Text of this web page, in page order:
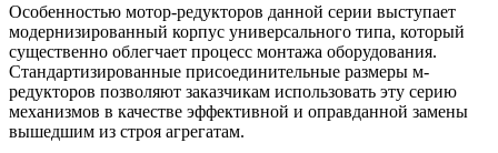
Особенностью мотор-редукторов данной серии выступает
модернизированный корпус универсального типа, который
существенно облегчает процесс монтажа оборудования.
Стандартизированные присоединительные размеры м-
редукторов позволяют заказчикам использовать эту серию
механизмов в качестве эффективной и оправданной замены
вышедшим из строя агрегатам.